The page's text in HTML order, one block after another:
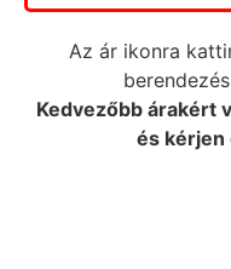
Az ár ikonra
Kedvezőbb árakért
és kérjen